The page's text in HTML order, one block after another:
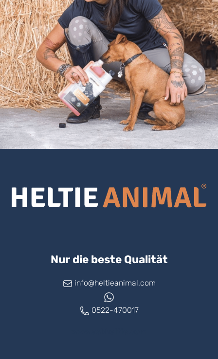
Nur die beste Qualität
info@heltieanimal.com
0522-470017